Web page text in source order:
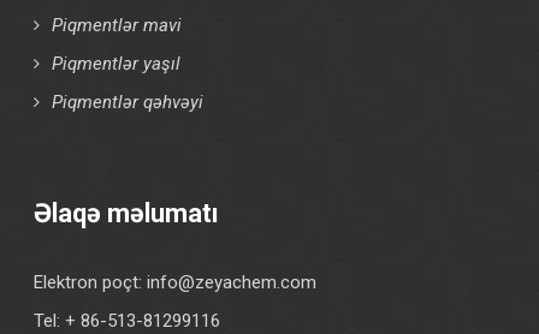
Piqmentlər mavi
Piqmentlər yaşıl
Piqmentlər qəhvəyi
Əlaqə məlumatı
Elektron poçt:info@zeyachem.com
Tel: + 86-513-81299116